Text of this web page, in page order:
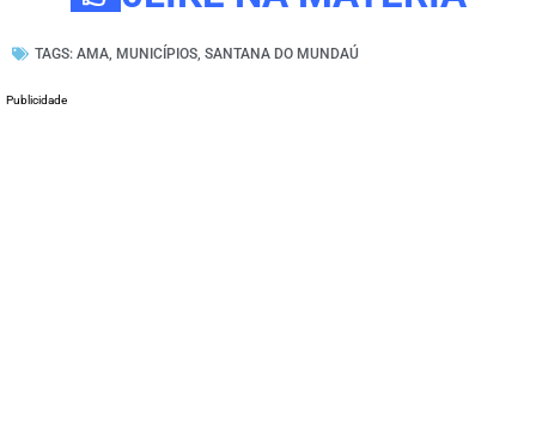
TAGS: AMA MUNICÍPIOS SANTANA DO MUNDAÚ
Publicidade